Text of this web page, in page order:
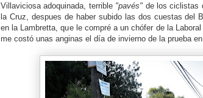
Villaviciosa adoquinada, terrible "pavés" de los ciclistas
la Cruz, despues de haber subido las dos cuestas del
en la Lambretta, que le compré a un chófer de la
me costó unas anginas el día de invierno de la prueba